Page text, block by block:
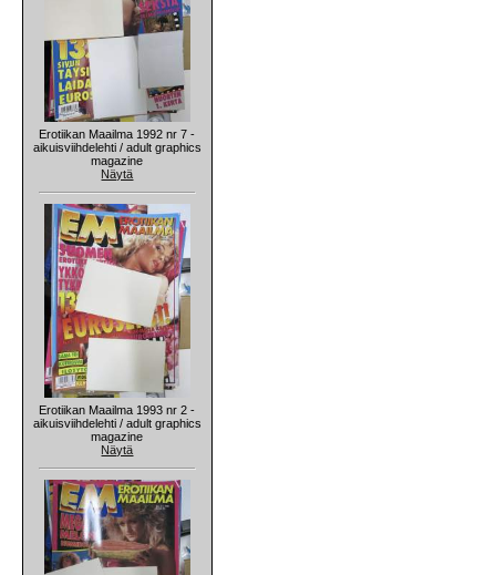
Erotiikan Maailma 1992 nr 7 -
aikuisviihdelehti / adult graphics
magazine
Näytä
Erotiikan Maailma 1993 nr 2 -
aikuisviihdelehti / adult graphics
magazine
Näytä